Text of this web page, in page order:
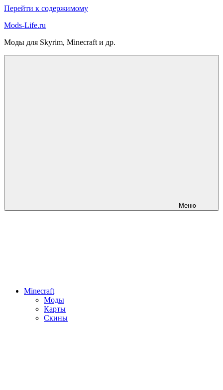
Перейти к содержимому
Mods-Life.ru
Моды для Skyrim, Minecraft и др.
Меню
Minecraft
Моды
Карты
Скины